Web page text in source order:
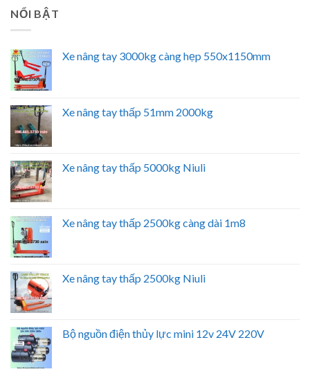
NỔI BẬT
Xe nâng tay 3000kg càng hẹp 550x1150mm
Xe nâng tay thấp 51mm 2000kg
Xe nâng tay thấp 5000kg Niuli
Xe nâng tay thấp 2500kg càng dài 1m8
Xe nâng tay thấp 2500kg Niuli
Bộ nguồn điện thủy lực mini 12v 24V 220V